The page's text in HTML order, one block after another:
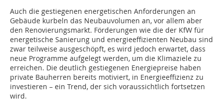
Auch die gestiegenen energetischen Anforderungen an
Gebäude kurbeln das Neubauvolumen an, vor allem aber
den Renovierungsmarkt. Förderungen wie die der KfW für
energetische Sanierung und energieeffizienten Neubau sind
zwar teilweise ausgeschöpft, es wird jedoch erwartet, dass
neue Programme aufgelegt werden, um die Klimaziele zu
erreichen. Die deutlich gestiegenen Energiepreise haben
private Bauherren bereits motiviert, in Energieeffizienz zu
investieren – ein Trend, der sich voraussichtlich fortsetzen
wird.